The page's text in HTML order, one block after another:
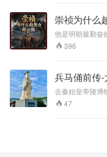
为何在史书中‘
何被妖魔化的？
文本与编纂过程
出真正的明朝历
题，结合最新研
崇祯为什么
他是明朝最勤奋
睁看着帝国崩塌
控的文官党争；
来越近。煤山
归宿。这不是一
个想救国的皇帝
的朝堂和一连串
辑将追问：当一
396
兵马俑前传-
去秦始皇帝陵博
辑，提前熟悉历
人之功，始皇帝
总之缺一不可
将发布的秦始
47